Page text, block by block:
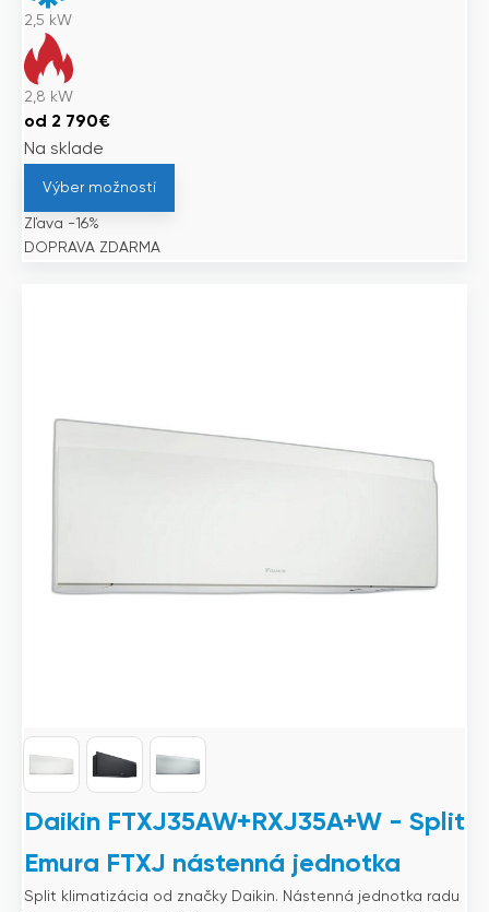
2,5 kW
2,8 kW
od 2 790€
Na sklade
Výber možností
Zľava -16%
DOPRAVA ZDARMA
Daikin FTXJ35AW+RXJ35A+W - Split
Emura FTXJ nástenná jednotka
Split klimatizácia od značky Daikin. Nástenná jednotka radu